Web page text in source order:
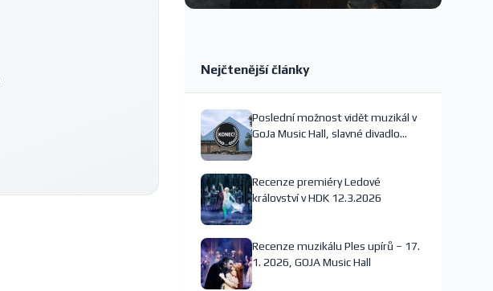
Nejčtenější články
Poslední možnost vidět muzikál v
GoJa Music Hall, slavné divadlo
Recenze premiéry Ledové
království v HDK 12.3.2026
Recenze muzikálu Ples upírů – 17.
1. 2026, GOJA Music Hall